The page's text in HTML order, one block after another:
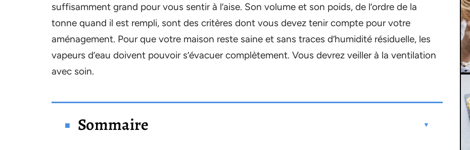
suffisamment grand pour vous sentir à l’aise. Son volume et son poids, de l’ordre de la
tonne quand il est rempli, sont des critères dont vous devez tenir compte pour votre
aménagement. Pour que votre maison reste saine et sans traces d’humidité résiduelle, les
vapeurs d’eau doivent pouvoir s’évacuer complètement. Vous devrez veiller à la ventilation
avec soin.
Sommaire